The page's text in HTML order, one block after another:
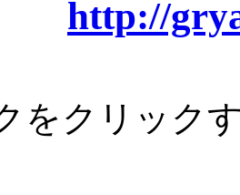
http://
をクリック